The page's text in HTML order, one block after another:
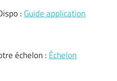
:Guide application
échelon : Échelon